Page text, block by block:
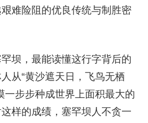
难险阻的优良传统与制胜密
坝，最能读懂这行字背后的
从“黄沙遮天日，飞鸟无栖
一步步种成世界上面积最大的
样的成绩，塞罕坝人不贪一